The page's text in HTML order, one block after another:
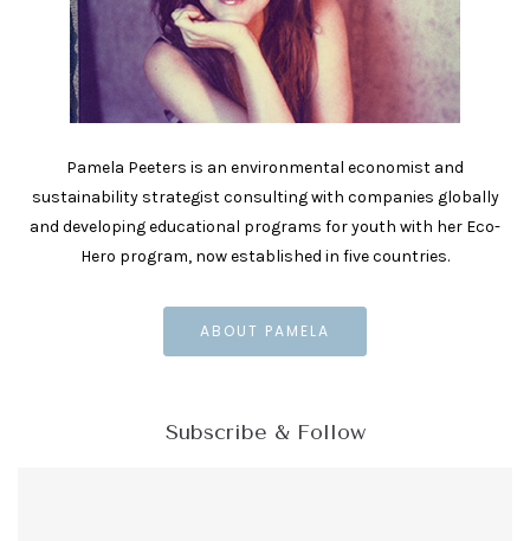
Pamela Peeters is an environmental economist and
sustainability strategist consulting with companies globally
and developing educational programs for youth with her Eco-
Hero program, now established in five countries.
ABOUT PAMELA
Subscribe & Follow